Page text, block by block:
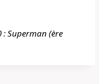
: Superman (ère